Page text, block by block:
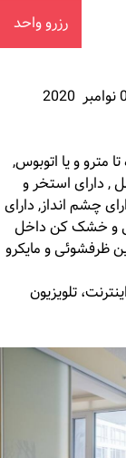
رزرو واحد
مترو و یا اتوبوس,
, دارای استخر و
چشم انداز, دارای
و خشک کن داخل
ظرفشوئی و مایکرو
تلویزیون